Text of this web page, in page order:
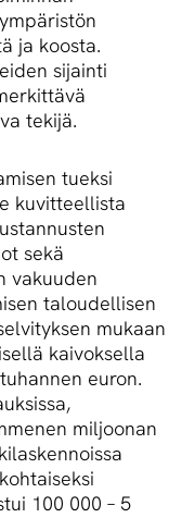
ja koosta.
sijainti
tekijä.
tueksi
kuvitteellista
sekä
vakuuden
taloudellisen
mukaan
kaivoksella
euron.
miljoonan
100 000 – 5